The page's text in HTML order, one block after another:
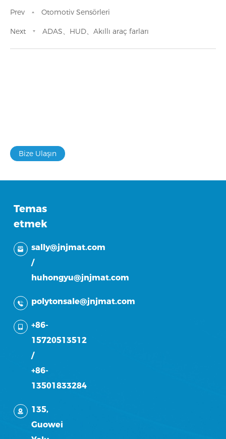
Prev Otomotiv Sensörleri
Next ADAS、HUD、Akıllı araç farları
Bize Ulaşın
Temas
etmek
sally@jnjmat.com
/
huhongyu@jnjmat.com
polytonsale@jnjmat.com
+86-
15720513512
/
+86-
13501833284
135,
Guowei